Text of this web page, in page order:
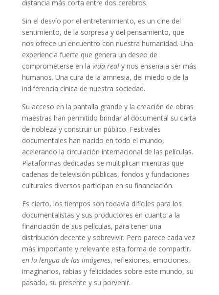
distancia más corta entre dos cerebros.
Sin el desvío por el entretenimiento, es un cine del
sentimiento, de la sorpresa y del pensamiento, que
nos ofrece un encuentro con nuestra humanidad. Una
experiencia fuerte que genera un deseo de
comprometerse en la vida realy nos enseña a ser más
humanos. Una cura de la amnesia, del miedo o de la
indiferencia cínica de nuestra sociedad.
Su acceso en la pantalla grande y la creación de obras
maestras han permitido brindar al documental su carta
de nobleza y construir un público. Festivales
documentales han nacido en todo el mundo,
acelerando la circulación internacional de las películas.
Plataformas dedicadas se multiplican mientras que
cadenas de televisión públicas, fondos y fundaciones
culturales diversos participan en su financiación.
Es cierto, los tiempos son todavía difíciles para los
documentalistas y sus productores en cuanto a la
financiación de sus películas, para tener una
distribución decente y sobrevivir. Pero parece cada vez
más importante y relevante esta forma de compartir,
en la lengua de las imágenes, reflexiones, emociones,
imaginarios, rabias y felicidades sobre este mundo, su
pasado, su presente y su porvenir.